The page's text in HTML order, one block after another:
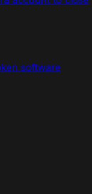
software